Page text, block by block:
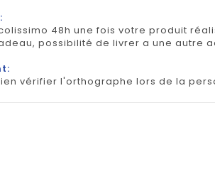
48h une fois votre produit
possibilité de livrer a une autre
vérifier l'orthographe lors de la